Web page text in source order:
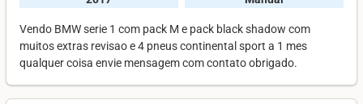
Vendo BMW serie 1 com pack M e pack black shadow com
muitos extras revisao e 4 pneus continental sport a 1 mes
qualquer coisa envie mensagem com contato obrigado.